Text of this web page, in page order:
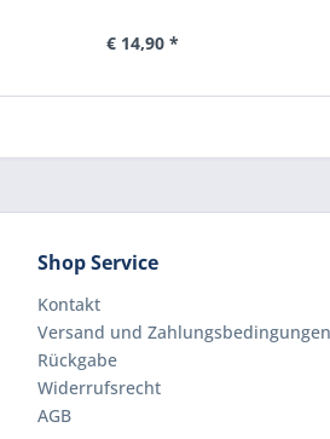
€ 14,90 *
Shop Service
Kontakt
Versand und Zahlungsbedingungen
Rückgabe
Widerrufsrecht
AGB